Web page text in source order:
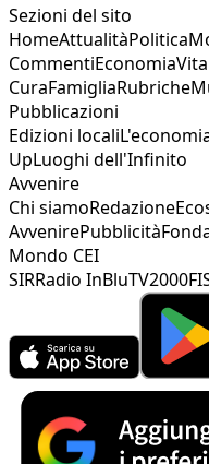
Sezioni del sito
HomeAttualitàPolitica
CommentiEconomia
CuraFamigliaRubriche
Pubblicazioni
Edizioni locali
UpLuoghi dell'Infinito
Avvenire
Chi siamoRedazione
AvvenirePubblicità
Mondo CEI
SIRRadio InBluTV2000